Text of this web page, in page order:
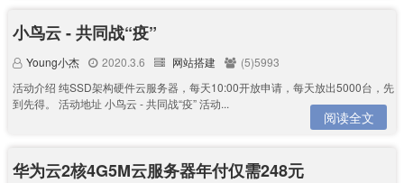
小鸟云 - 共同战“疫”
Young小杰 2020.3.6 网站搭建
(5)5993
活动介绍 纯SSD架构硬件云服务器，每天10:00开放申请，每天放出5000台，先
到先得。 活动地址 小鸟云 - 共同战“疫” 活动...
阅读全文
华为云2核4G5M云服务器年付仅需248元